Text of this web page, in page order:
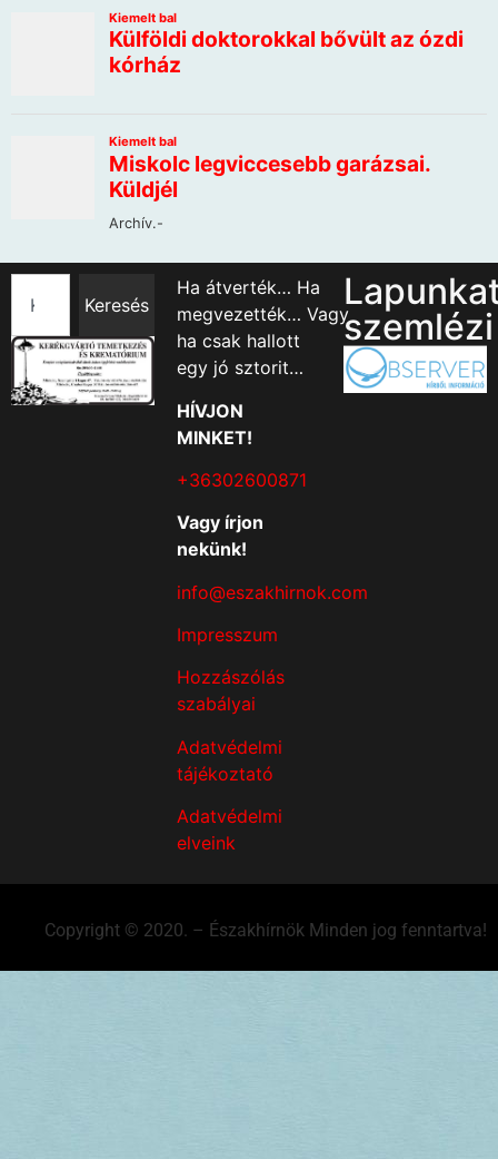
Keresés
Ha átverték… Ha
megvezették… Vagy
ha csak hallott
egy jó sztorit…
HÍVJON
MINKET!
+36302600871
Vagy írjon
nekünk!
info@eszakhirnok.com
Impresszum
Hozzászólás
szabályai
Adatvédelmi
tájékoztató
Adatvédelmi
elveink
szemlézi
Copyright © 2020. – Északhírnök Minden jog fenntartva!